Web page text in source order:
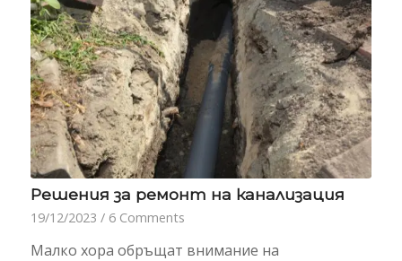
Решения за ремонт на канализация
19/12/2023 / 6 Comments
Малко хора обръщат внимание на